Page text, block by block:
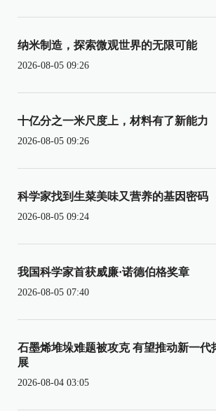
纳米制造，探索微观世界的无限可能
2026-08-05 09:26
十亿分之一米尺度上，材料有了新能力
2026-08-05 09:26
科学家找到生菜美味又营养的基因密码
2026-08-05 09:24
我国科学家首获威廉·诺德伯格奖章
2026-08-05 07:40
石墨烯堆垛难题被攻克 有望推动新一代
展
2026-08-04 03:05